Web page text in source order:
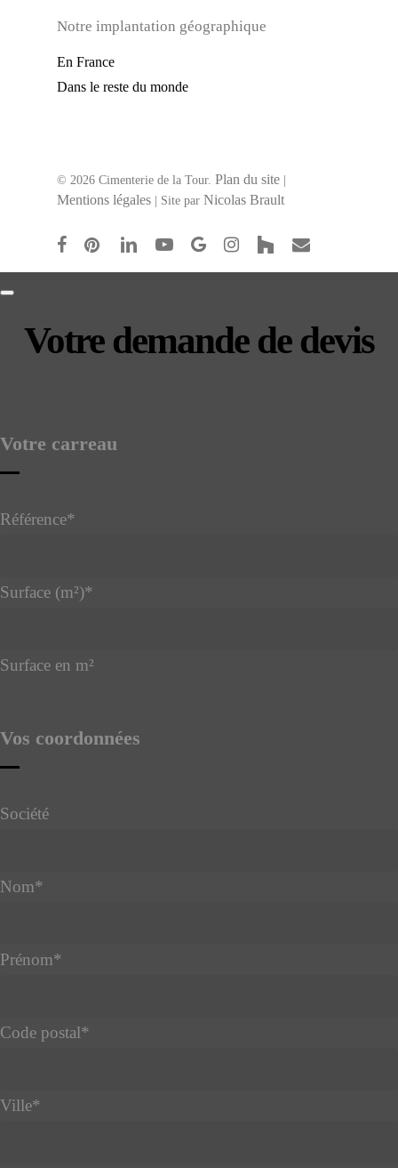
Notre implantation géographique
En France
Dans le reste du monde
© 2026 Cimenterie de la Tour. Plan du site
Mentions légales | Site par Nicolas Brault
facebookpinterestlinkedinyoutubegoogle-instagram
houzz email
Votre demande de devis
Votre carreau
Référence*
Surface (m²)*
Surface en m²
Vos coordonnées
Société
Nom*
Prénom*
Code postal*
Ville*